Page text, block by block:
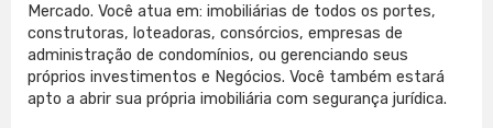
Mercado. Você atua em: imobiliárias de todos os portes,
construtoras, loteadoras, consórcios, empresas de
administração de condomínios, ou gerenciando seus
próprios investimentos e Negócios. Você também estará
apto a abrir sua própria imobiliária com segurança jurídica.